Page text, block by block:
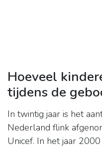
Hoeveel
tijdens de
In twintig jaar is het
Nederland flink
Unicef. In het jaar